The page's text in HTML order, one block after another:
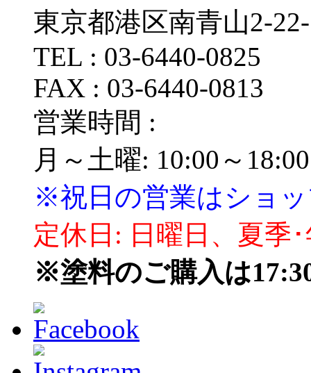
東京都港区南青山
TEL : 03‐6440‐0825
FAX : 03‐6440‐0813
営業時間 :
月～土曜: 10:00～18:00
※祝日の営業はショ
定休日: 日曜日、夏季
※塗料のご購入は